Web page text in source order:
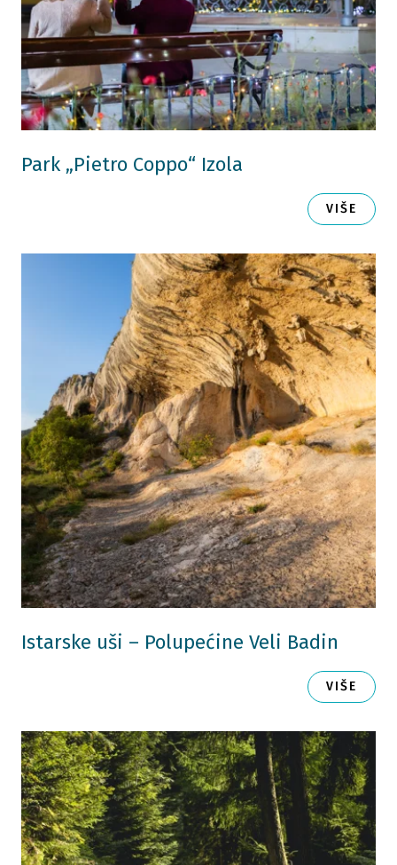
Park „Pietro Coppo“ Izola
VIŠE
Istarske uši – Polupećine Veli Badin
VIŠE